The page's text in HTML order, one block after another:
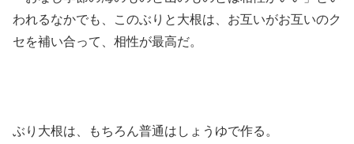
われるなかでも、このぶりと大根は、お互いがお互いのク
セを補い合って、相性が最高だ。
ぶり大根は、もちろん普通はしょうゆで作る。